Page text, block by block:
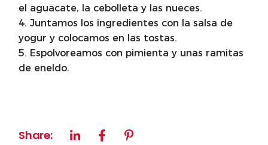
el aguacate, la cebolleta y las nueces.
Juntamos los ingredientes con la salsa de
yogur y colocamos en las tostas.
Espolvoreamos con pimienta y unas ramitas
de eneldo.
Share: